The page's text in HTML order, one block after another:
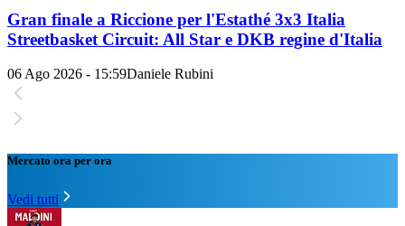
Gran finale a Riccione per l'Estathé 3x3 Italia
Streetbasket Circuit: All Star e DKB regine d'Italia
06 Ago 2026 - 15:59Daniele Rubini
Mercato ora per ora
Vedi tutti